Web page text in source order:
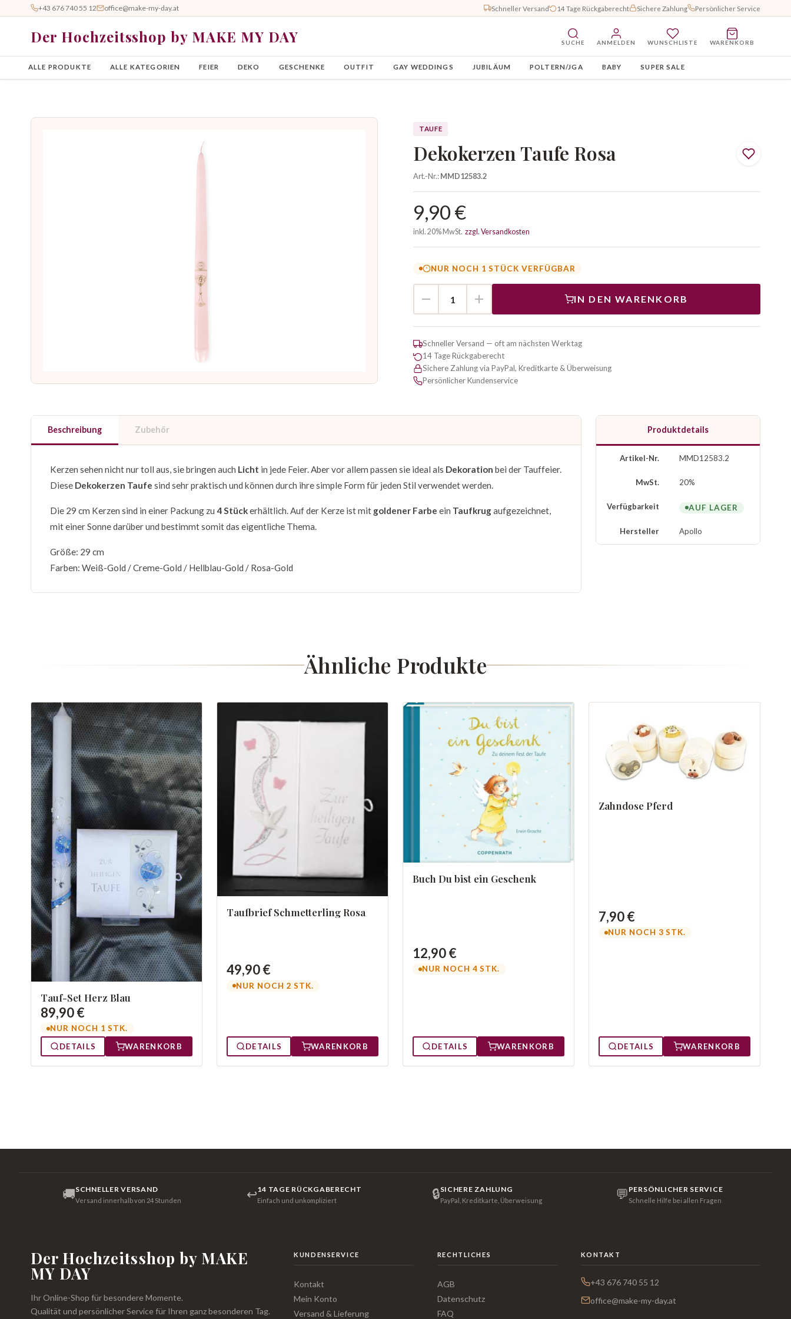
+43 676 740 55 12 office@make-my-day.at Schneller Versand 14 Tage Rückgaberecht Sichere Zahlung Persönlicher Service
Der Hochzeitsshop by MAKE MY DAY SUCHE ANMELDEN WUNSCHLISTE WARENKORB
ALLE PRODUKTE ALLE KATEGORIEN FEIER DEKO GESCHENKE OUTFIT GAY WEDDINGS JUBILÄUM POLTERN/JGA BABY SUPER SALE
TAUFE
Dekokerzen Taufe Rosa
Art.-Nr.:MMD12583.2
9,90 €
inkl. 20% MwSt. zzgl. Versandkosten
NUR NOCH 1 STÜCK VERFÜGBAR
IN DEN WARENKORB
Schneller Versand — oft am nächsten Werktag
14 Tage Rückgaberecht
Sichere Zahlung via PayPal, Kreditkarte & Überweisung
Persönlicher Kundenservice
Beschreibung Zubehör
Kerzen sehen nicht nur toll aus, sie bringen auch Licht in jede Feier. Aber vor allem passen sie ideal als Dekoration bei der Tauffeier.
Diese Dekokerzen Taufe sind sehr praktisch und können durch ihre simple Form für jeden Stil verwendet werden.
Die 29 cm Kerzen sind in einer Packung zu 4 Stückerhältlich. Auf der Kerze ist mit goldener Farbe ein Taufkrugaufgezeichnet,
mit einer Sonne darüber und bestimmt somit das eigentliche Thema.
Größe: 29 cm
Farben: Weiß-Gold / Creme-Gold / Hellblau-Gold / Rosa-Gold
Produktdetails
Artikel-Nr. MMD12583.2
MwSt. 20%
Verfügbarkeit AUF LAGER
Hersteller Apollo
Ähnliche Produkte
Tauf-Set Herz Blau
89,90 €
NUR NOCH 1 STK.
DETAILS
WARENKORB
Taufbrief Schmetterling Rosa
49,90 €
NUR NOCH 2 STK.
DETAILS WARENKORB
Buch Du bist ein Geschenk
12,90 €
NUR NOCH 4 STK.
DETAILS WARENKORB
Zahndose Pferd
7,90 €
NUR NOCH 3 STK.
DETAILS WARENKORB
🚚SCHNELLER VERSAND
Versand innerhalb von 24 Stunden ↩14 TAGE RÜCKGABERECHT
Einfach und unkompliziert 🔒SICHERE ZAHLUNG
PayPal, Kreditkarte, Überweisung 💬 PERSÖNLICHER SERVICE
Schnelle Hilfe bei allen Fragen
Der Hochzeitsshop by MAKE
MY DAY
Ihr Online-Shop für besondere Momente.
Qualität und persönlicher Service für Ihren ganz besonderen Tag.
KUNDENSERVICE
Kontakt
Mein Konto
Versand & Lieferung
RECHTLICHES
AGB
Datenschutz
FAQ
KONTAKT
+43 676 740 55 12
office@make-my-day.at